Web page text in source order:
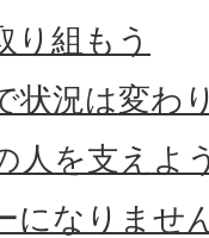
り組もう
状況は変わ
人を支えよ
になりませ